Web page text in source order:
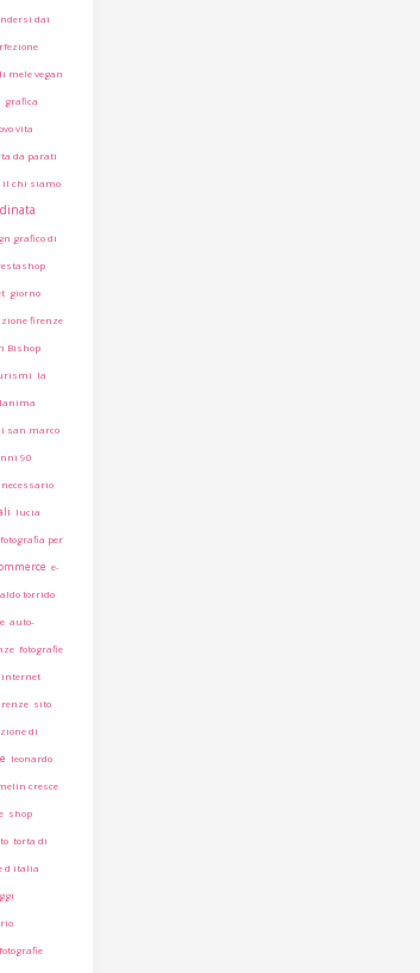
dai
mele vegan
grafica
vita
da parati
il chi siamo
grafico di
giorno
firenze
Bishop
la
san marco
90
lucia
fotografia per
e-
torrido
auto-
fotografie
sito
di
leonardo
cresce
shop
torta di
d italia
fotografie